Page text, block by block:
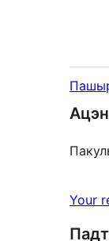
Your